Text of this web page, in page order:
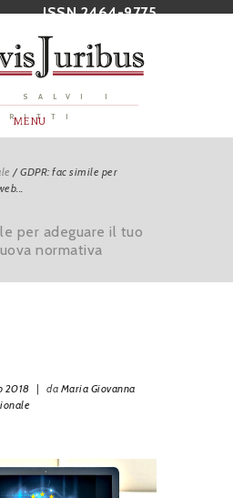
ISSN 2464-9775
SALVI I
MENU
/GDPR: fac simile per
per adeguare il tuo
normativa
2018 | da Maria Giovanna